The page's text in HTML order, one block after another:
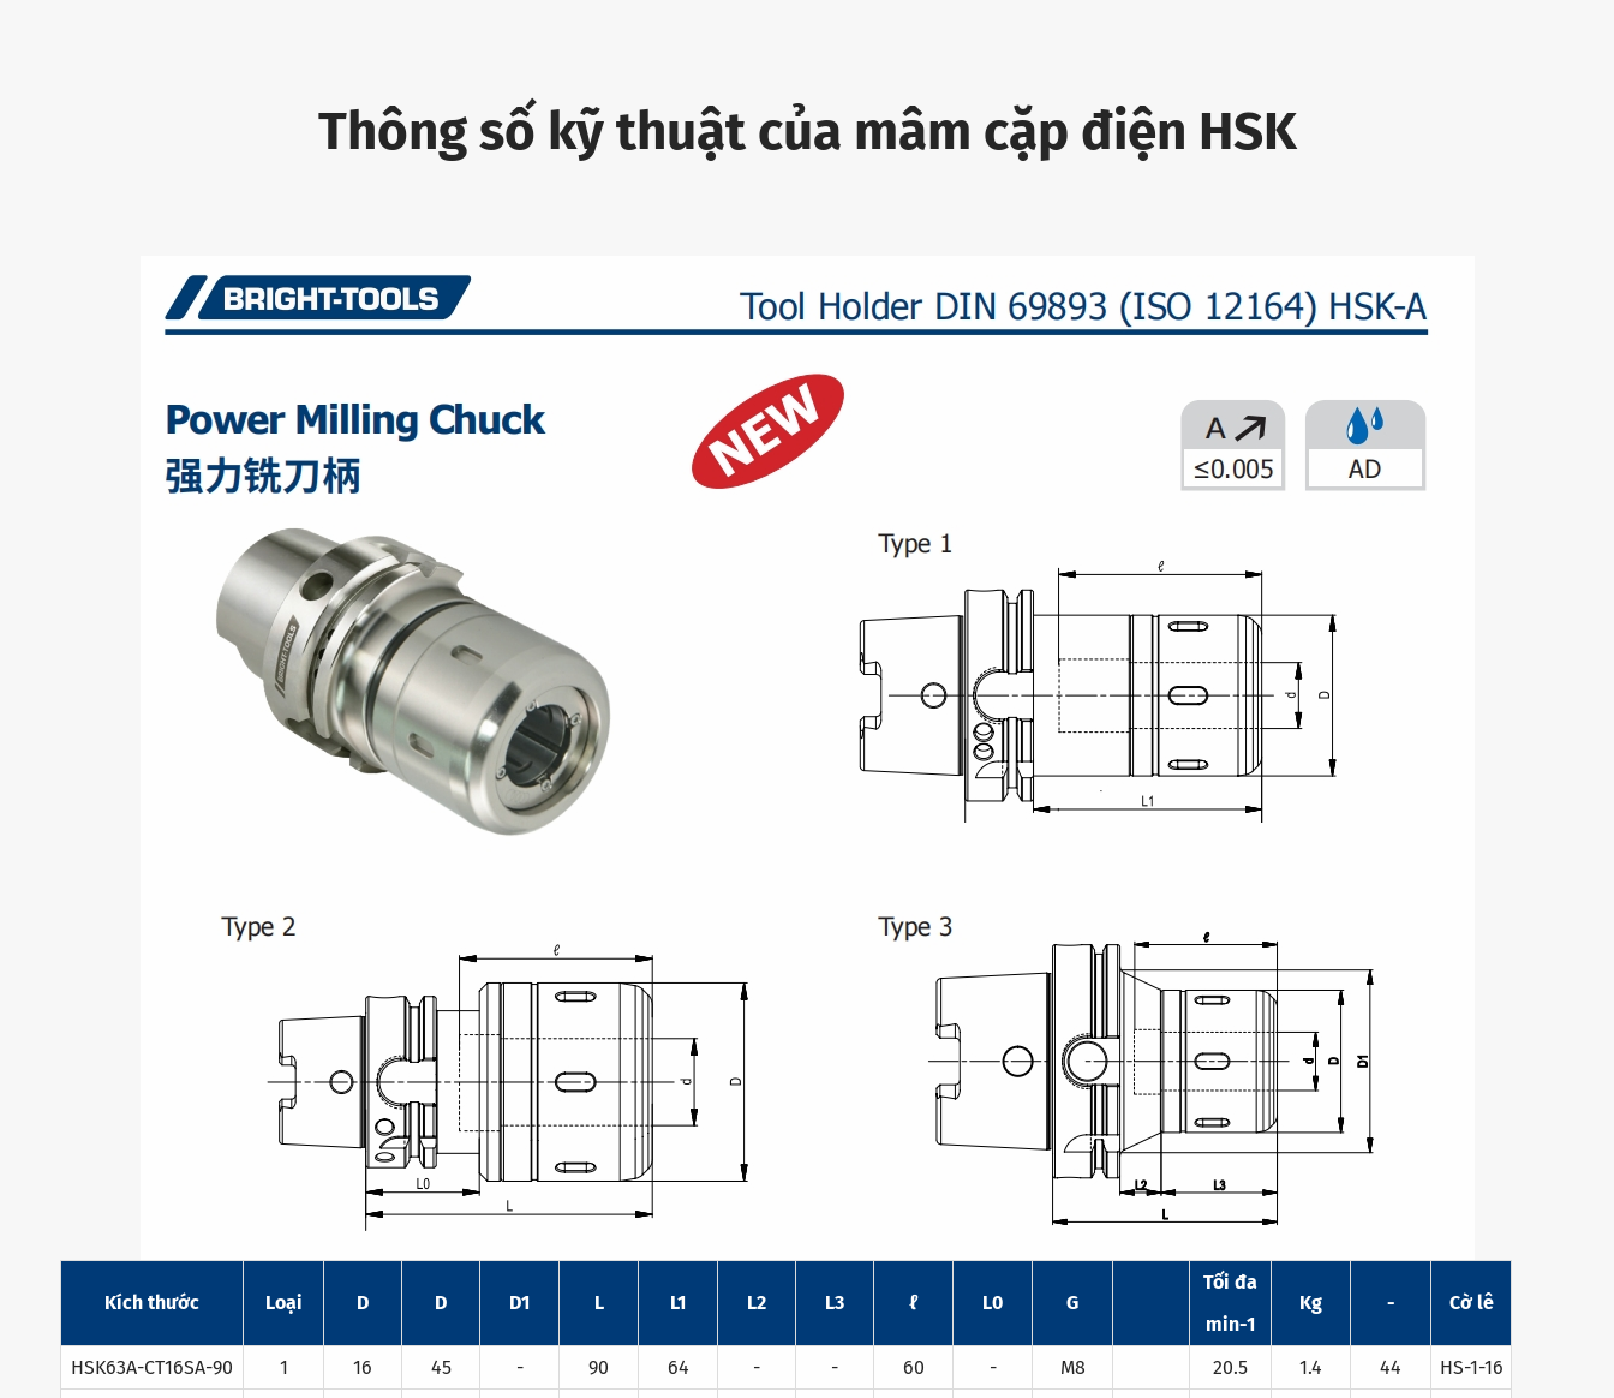
Thông số kỹ thuật của mâm cặp điện HSK
Kích thước Loại D D D1 L L1 L2 L3 ℓ L0 G
Tối đa
min-1
Kg - Cờ lê
HSK63A-CT16SA-90 1 16 45 - 90 64 - - 60 - M8 20.5 1.4 44
HS-1-16